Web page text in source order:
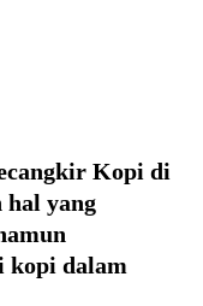
Kopi di
hal yang
kopi dalam